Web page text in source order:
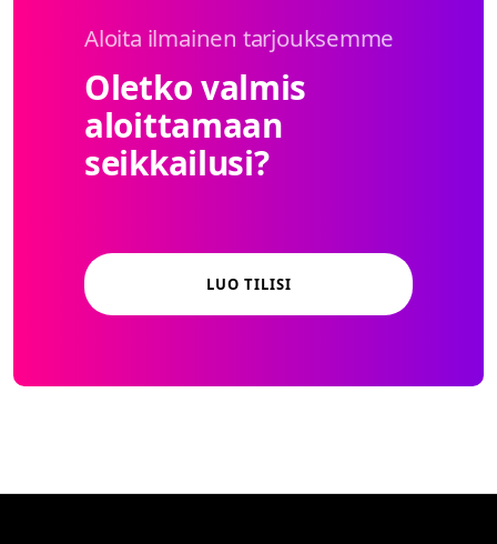
Aloita ilmainen tarjouksemme
Oletko valmis
aloittamaan
seikkailusi?
LUO TILISI